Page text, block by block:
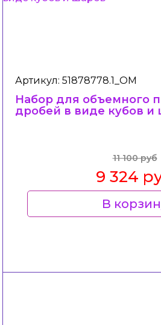
Артикул: 51878778.1_ОМ
Набор для объемного
дробей в виде кубов и
11 100 руб
9 324
В